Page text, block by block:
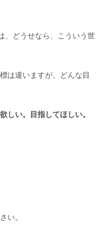
、どうせなら、こういう世
は違いますが、どんな目
しい。目指してほしい。
い。